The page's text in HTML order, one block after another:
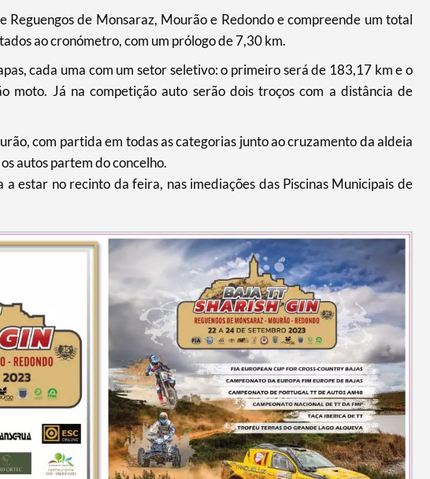
Reguengos de Monsaraz, Mourão e Redondo e compreende um total
ao cronómetro, com um prólogo de 7,30 km.
cada uma com um setor seletivo: o primeiro será de 183,17 km e o
moto. Já na competição auto serão dois troços com a distância de
com partida em todas as categorias junto ao cruzamento da aldeia
autos partem do concelho.
estar no recinto da feira, nas imediações das Piscinas Municipais de